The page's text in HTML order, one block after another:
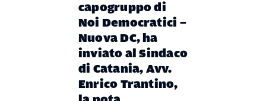
capogruppo di
Noi Democratici –
Nuova DC, ha
inviato al Sindaco
di Catania, Avv.
Enrico Trantino,